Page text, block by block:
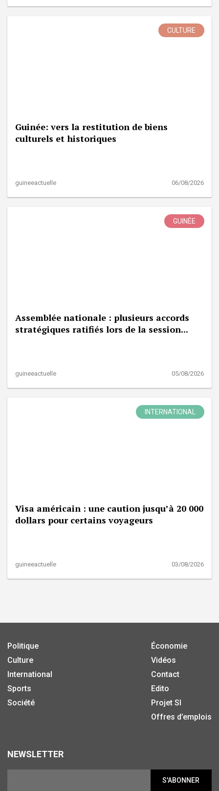
CULTURE
Guinée: vers la restitution de biens
culturels et historiques
guineeactuelle 06/08/2026
GUINÉE
Assemblée nationale : plusieurs accords
stratégiques ratifiés lors de la session...
guineeactuelle 05/08/2026
INTERNATIONAL
Visa américain : une caution jusqu’à 20 000
dollars pour certains voyageurs
guineeactuelle 03/08/2026
Politique
Culture
International
Sports
Société
Économie
Vidéos
Contact
Edito
Projet SI
Offres d’emplois
NEWSLETTER
S'ABONNER